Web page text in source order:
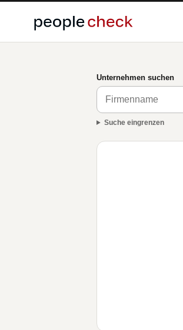
Unternehmen suchen
Suche eingrenzen